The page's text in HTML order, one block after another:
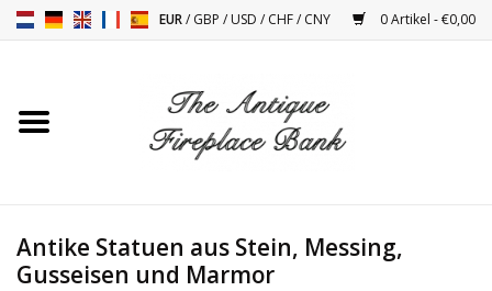
EUR/GBP /USD /CHF/CNY 0 Artikel - €0,00
Startseite
Decor Zubehör
Antike Statuen aus Stein, Messing,
Gusseisen und Marmor